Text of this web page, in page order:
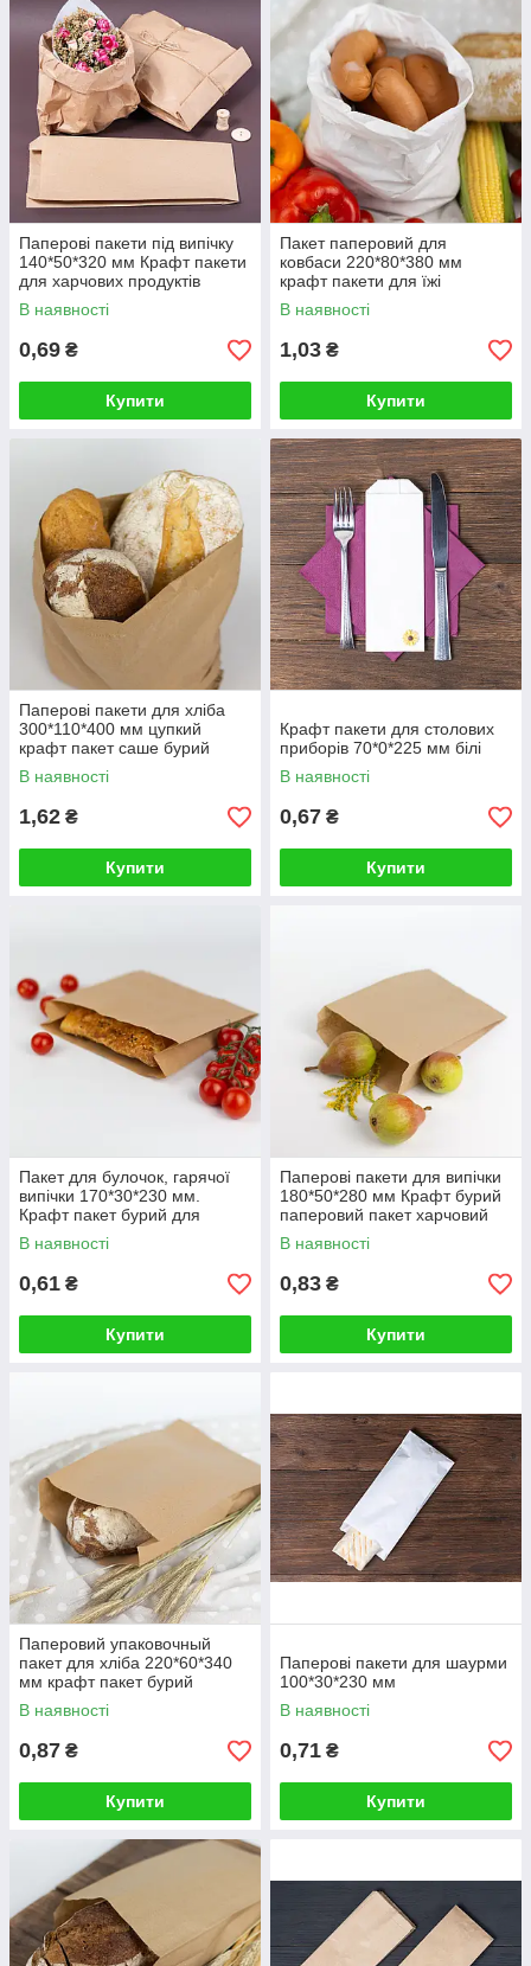
Паперові пакети під випічку
140*50*320 мм Крафт пакети
для харчових продуктів
В наявності
0,69 ₴
Купити
Пакет паперовий для
ковбаси 220*80*380 мм
крафт пакети для їжі
В наявності
1,03 ₴
Купити
Паперові пакети для хліба
300*110*400 мм цупкий
крафт пакет саше бурий
фасувальний
В наявності
1,62 ₴
Купити
Крафт пакети для столових
приборів 70*0*225 мм білі
В наявності
0,67 ₴
Купити
Пакет для булочок, гарячої
випічки 170*30*230 мм.
Крафт пакет бурий для
бургерів
В наявності
0,61 ₴
Купити
Паперові пакети для випічки
180*50*280 мм Крафт бурий
паперовий пакет харчовий
для упаковки
В наявності
0,83 ₴
Купити
Паперовий упаковочный
пакет для хліба 220*60*340
мм крафт пакет бурий
В наявності
0,87 ₴
Купити
Паперові пакети для шаурми
100*30*230 мм
В наявності
0,71 ₴
Купити